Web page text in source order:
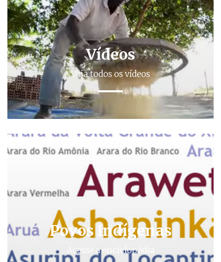
Vídeos
Veja todos os vídeos
Povos Indígenas
Acesse a enciclopédia